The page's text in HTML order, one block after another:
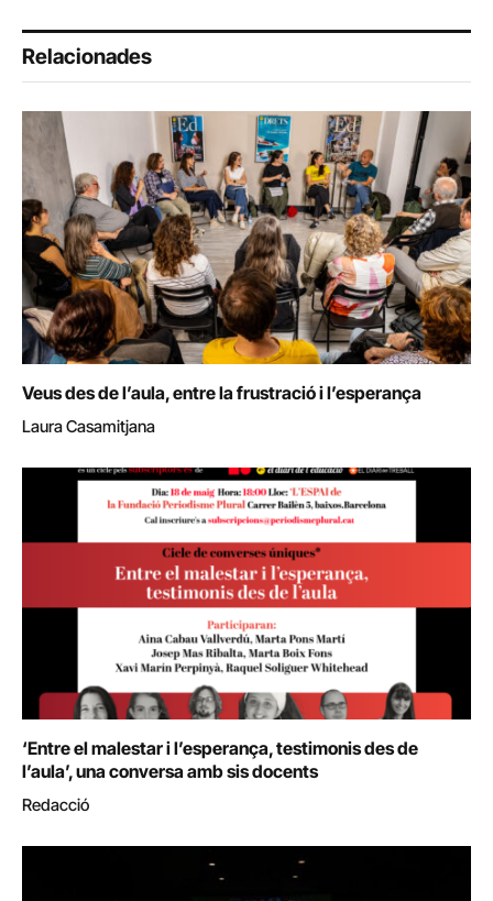
Relacionades
Veus des de l’aula, entre la frustració i l’esperança
Laura Casamitjana
‘Entre el malestar i l’esperança, testimonis des de
l’aula’, una conversa amb sis docents
Redacció